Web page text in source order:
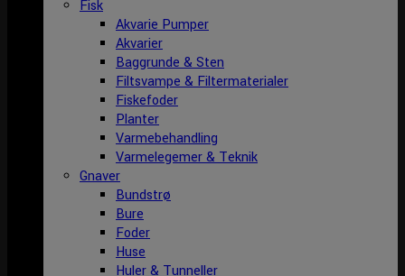
Fisk
Akvarie Pumper
Akvarier
Baggrunde & Sten
Filtsvampe & Filtermaterialer
Fiskefoder
Planter
Varmebehandling
Varmelegemer & Teknik
Gnaver
Bundstrø
Bure
Foder
Huse
Huler & Tunneller